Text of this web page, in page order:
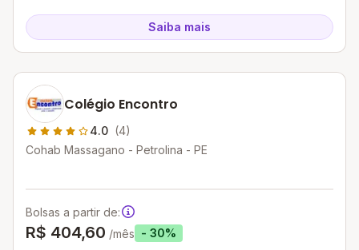
Saiba mais
Colégio Encontro
4.0 (4)
Cohab Massagano - Petrolina - PE
Bolsas a partir de:
R$ 404,60 /mês - 30%